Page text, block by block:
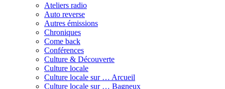
Ateliers radio
Auto reverse
Autres émissions
Chroniques
Come back
Conférences
Culture & Découverte
Culture locale
Culture locale sur … Arcueil
Culture locale sur … Bagneux